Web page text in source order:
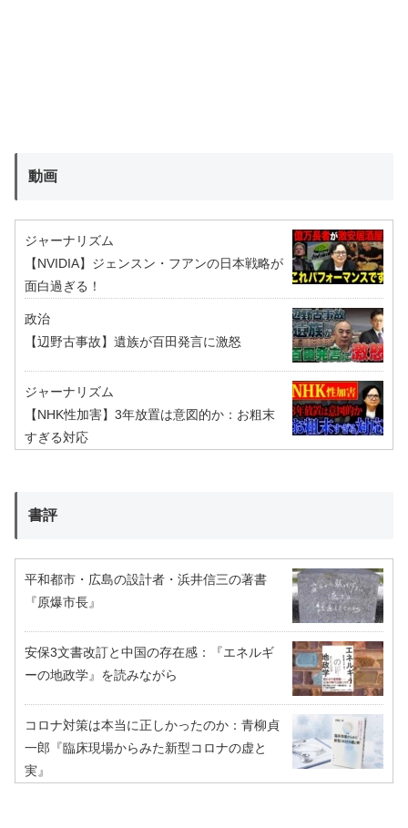
動画
ジャーナリズム
【NVIDIA】ジェンスン・フアンの日本戦略が
面白過ぎる！
政治
【辺野古事故】遺族が百田発言に激怒
ジャーナリズム
【NHK性加害】3年放置は意図的か：お粗末
すぎる対応
書評
平和都市・広島の設計者・浜井信三の著書
『原爆市長』
安保3文書改訂と中国の存在感：『エネルギ
ーの地政学』を読みながら
コロナ対策は本当に正しかったのか：青柳貞
一郎『臨床現場からみた新型コロナの虚と
実』